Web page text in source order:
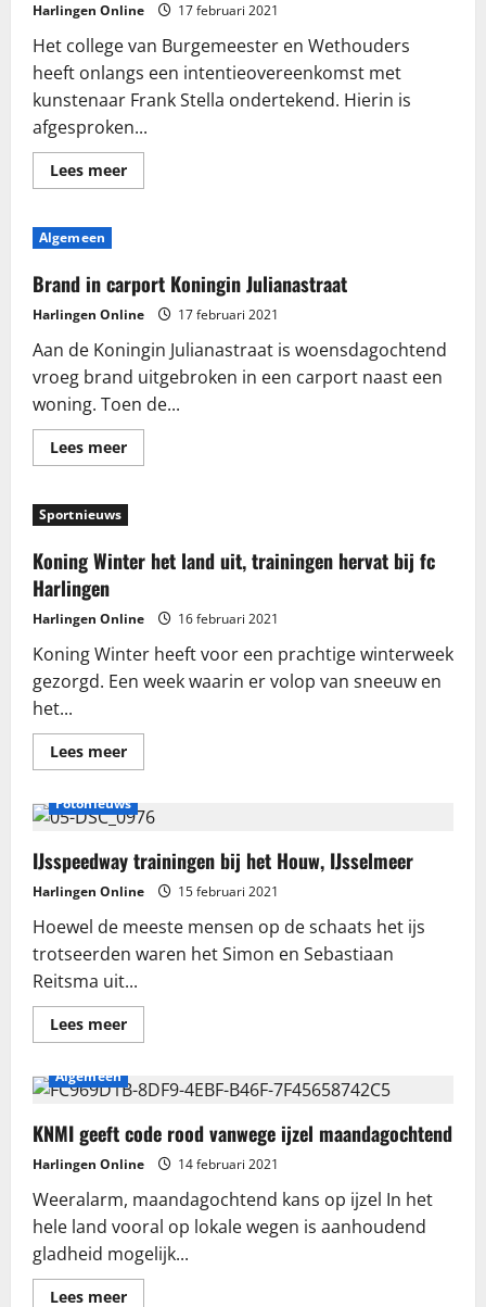
Harlingen Online 17 februari 2021
Het college van Burgemeester en Wethouders
heeft onlangs een intentieovereenkomst met
kunstenaar Frank Stella ondertekend. Hierin is
afgesproken...
Lees meerLees
meer
Harlingen
Algemeen
Brand in carport Koningin Julianastraat
Harlingen Online 17 februari 2021
Aan de Koningin Julianastraat is woensdagochtend
vroeg brand uitgebroken in een carport naast een
woning. Toen de...
Lees meerLees
meer
in
carport
Julianastraat
Sportnieuws
Koning Winter het land uit, trainingen hervat bij fc
Harlingen
Harlingen Online 16 februari 2021
Koning Winter heeft voor een prachtige winterweek
gezorgd. Een week waarin er volop van sneeuw en
het...
Lees meerLees
meer
Winter
het
uit,
trainingen
hervat
bij
Harlingen
Fotonieuws
IJsspeedway trainingen bij het Houw, IJsselmeer
Harlingen Online 15 februari 2021
Hoewel de meeste mensen op de schaats het ijs
trotseerden waren het Simon en Sebastiaan
Reitsma uit...
Lees meerLees
meer
trainingen
bij
Houw,
IJsselmeer
Algemeen
KNMI geeft code rood vanwege ijzel maandagochtend
Harlingen Online 14 februari 2021
Weeralarm, maandagochtend kans op ijzel In het
hele land vooral op lokale wegen is aanhoudend
gladheid mogelijk...
Lees meerLees